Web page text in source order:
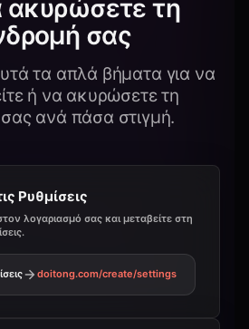
τη
σας
τα απλά βήματα για να
ή να ακυρώσετε τη
ανά πάσα στιγμή.
Ρυθμίσεις
λογαριασμό σας και μεταβείτε στη
doitong.com/create/settings